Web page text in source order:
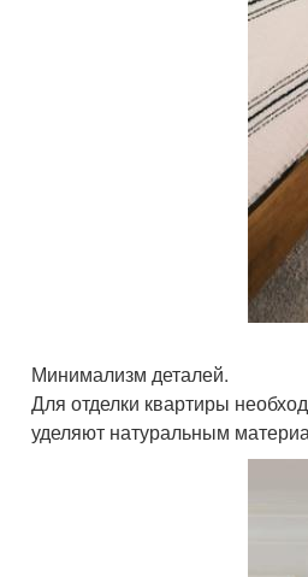
Минимализм деталей.
Для отделки квартиры
уделяют натуральным